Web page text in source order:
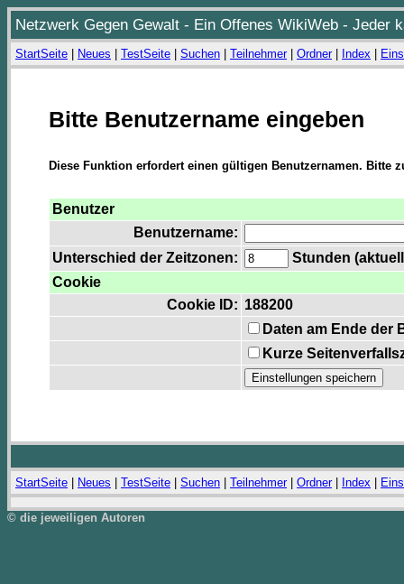
Netzwerk Gegen Gewalt - Ein Offenes WikiWeb - Jeder
StartSeite Neues TestSeite Suchen Teilnehmer| Ordner| Index
Bitte Benutzername eingeben
Diese Funktion erfordert einen gültigen Benutzernamen. Bitte
Benutzer
Benutzername:
Unterschied der Zeitzonen:
Stunden
Cookie
Cookie ID: 188200
Daten am Ende der
Kurze
StartSeite Neues TestSeite Suchen Teilnehmer| Ordner| Index
© die jeweiligen Autoren